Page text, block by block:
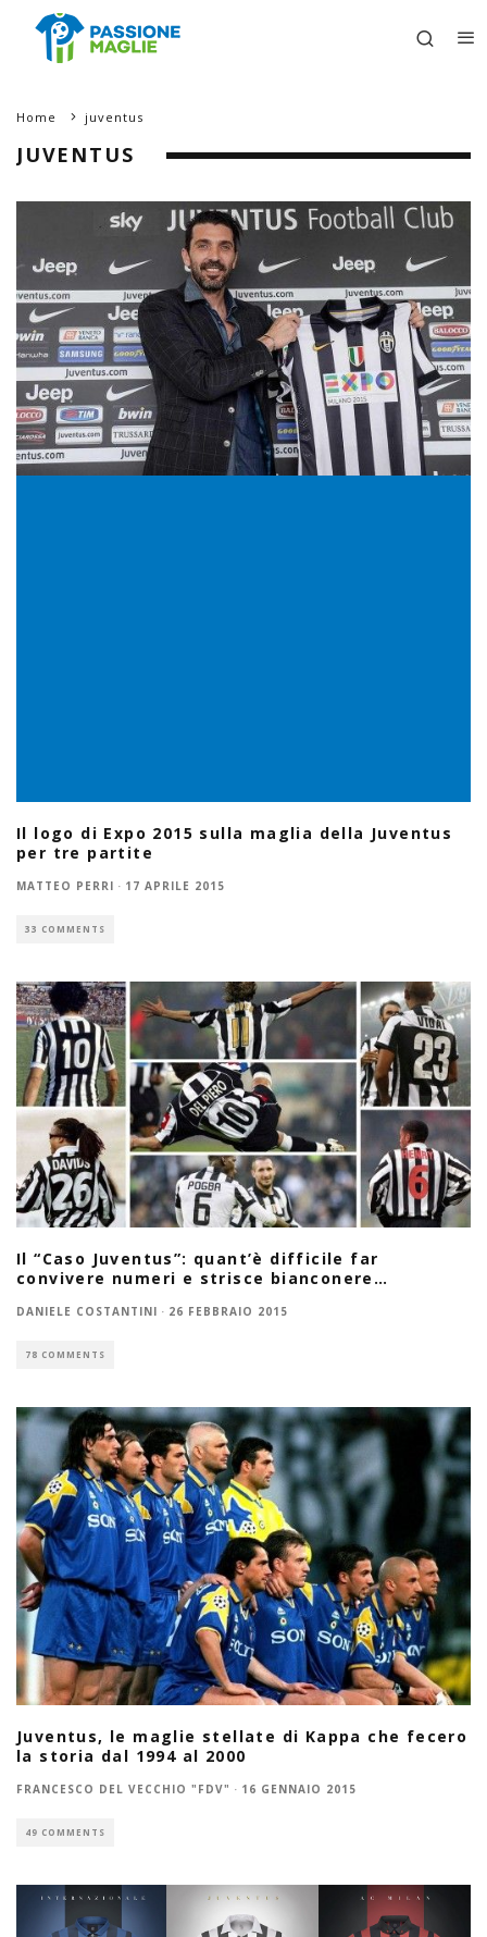
Home juventus
JUVENTUS
Il logo di Expo 2015 sulla maglia della Juventus
per tre partite
MATTEO PERRI · 17 APRILE 2015
33 COMMENTS
Il “Caso Juventus”: quant’è difficile far
convivere numeri e strisce bianconere…
DANIELE COSTANTINI · 26 FEBBRAIO 2015
78 COMMENTS
Juventus, le maglie stellate di Kappa che fecero
la storia dal 1994 al 2000
FRANCESCO DEL VECCHIO "FDV" · 16 GENNAIO 2015
49 COMMENTS